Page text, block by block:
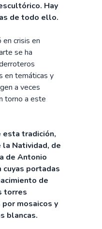
Hay
de todo ello.
crisis en
se ha
en temáticas y
a veces
torno a este
esta tradición,
Natividad, de
de Antonio
cuyas portadas
de
torres
mosaicos y
blancas.